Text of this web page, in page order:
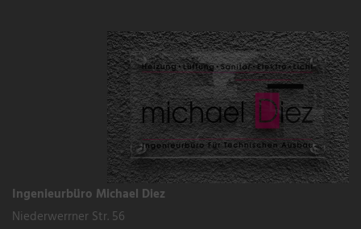
Ingenieurbüro Michael Diez
Niederwerrner Str. 56